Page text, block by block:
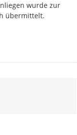
wurde zur
übermittelt.